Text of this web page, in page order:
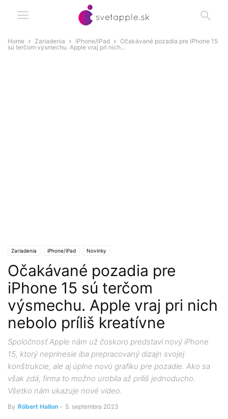
Home Zariadenia iPhone/iPad
Očakávané pozadia pre iPhone 15
sú terčom výsmechu. Apple vraj pri nich...
Zariadenia iPhone/iPad Novinky
Očakávané pozadia pre
iPhone 15 sú terčom
výsmechu. Apple vraj pri nich
nebolo príliš kreatívne
Spoločnosť Apple nám už čoskoro predstaví nový iPhone
15, ktorý neprinesie iba prepracovaný dizajn svojej
konštrukcie, ale aj úplne novú grafiku pre pozadie. Ako sa
však zdá, firma to možno urobila až príliš jednoducho.
Všetko nám ukazuje nové video.
By Róbert Hallon - 5. septembra 2023